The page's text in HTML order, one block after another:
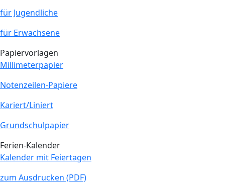
für Jugendliche
für Erwachsene
Papiervorlagen
Millimeterpapier
Notenzeilen-Papiere
Kariert/Liniert
Grundschulpapier
Ferien-Kalender
Kalender mit Feiertagen
zum Ausdrucken (PDF)